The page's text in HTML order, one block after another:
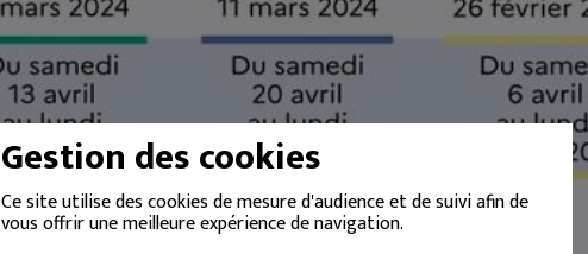
Gestion des cookies
Ce site utilise des cookies de mesure d'audience et de suivi afin de
vous offrir une meilleure expérience de navigation.